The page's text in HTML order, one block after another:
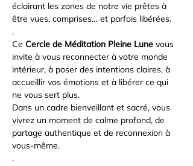
éclairant les zones de notre vie prêtes à
être vues, comprises… et parfois libérées.
.
Ce Cercle de Méditation Pleine Lune vous
invite à vous reconnecter à votre monde
intérieur, à poser des intentions claires, à
accueillir vos émotions et à libérer ce qui
ne vous sert plus.
Dans un cadre bienveillant et sacré, vous
vivrez un moment de calme profond, de
partage authentique et de reconnexion à
vous-même.
.